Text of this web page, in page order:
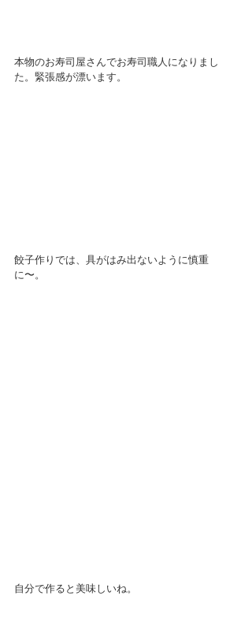
本物のお寿司屋さんでお寿司職人になりまし
た。緊張感が漂います。
餃子作りでは、具がはみ出ないように慎重
に〜。
自分で作ると美味しいね。